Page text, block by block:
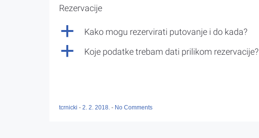
Rezervacije
a Kako mogu rezervirati putovanje i do kada?
a Koje podatke trebam dati prilikom rezervacije?
tcrnicki - 2. 2. 2018. - No Comments